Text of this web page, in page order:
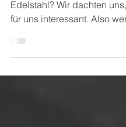
Wie entsteht aus Roheisen
für uns interessant. Also
den...